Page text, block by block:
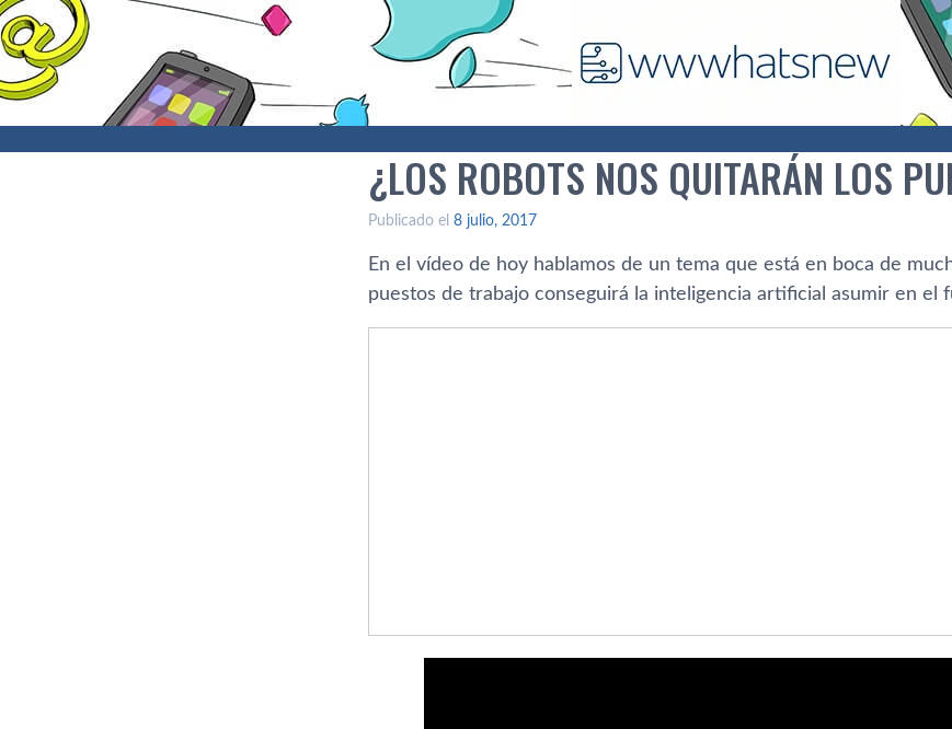
¿LOS ROBOTS NOS QUITARÁN LOS
Publicado el 8 julio, 2017
En el ví­deo de hoy hablamos de un tema que está en boca de
puestos de trabajo conseguirá la inteligencia artificial asumir en el